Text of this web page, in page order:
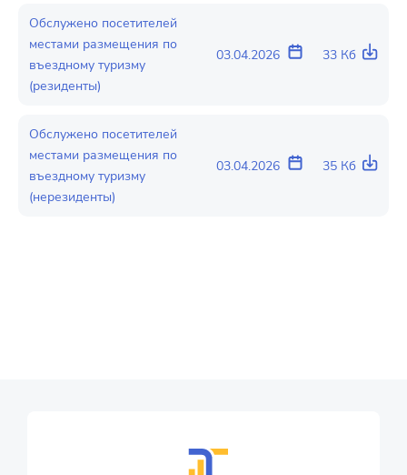
Обслужено посетителей
местами размещения по
въездному туризму
(резиденты)
03.04.2026 33 Кб
Обслужено посетителей
местами размещения по
въездному туризму
(нерезиденты)
03.04.2026 35 Кб